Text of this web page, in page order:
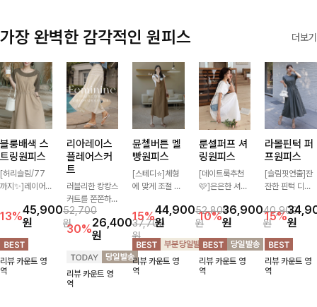
팬츠랍니다
가장 완벽한 감각적인 원피스 더보기
블룽배색 스
트링원피스
[허리슬림/77
까지✨]레이어
디자인으로 하나
만 입어도 완성
도 높은 스타일
을 연출해주는
원피스- 허리 스
트링으로 슬림한
13%45,900
원
52,700
원
리뷰 카운트 영
역
리아레이스
플레어스커
트
러블리한 캉캉스
커트를 쫀쫀하게
입어 편안하고
예쁘게♡
30%26,400
원
37,700
원
리뷰 카운트 영
역
뮨첼버튼 멜
빵원피스
[스테디⭐]체형
에 맞게 조절 가
랩으로 된 멜빵
원피스-! 포켓
버튼 디테일로
포인트를 더했으
며 간단하게 레
이어드해서 입기
15%44,900
원
52,800
원
리뷰 카운트 영
역
룬셀퍼프 셔
링원피스
[데이트룩추천
🩷]은은한 셔링
소매가 어우러져
사랑스러운 무드
를 완성해주는
원피스🤍 허리
스모크 밴딩이
슬림한 실루엣을
10%36,900
원
40,900
원
리뷰 카운트 영
역
라몰핀턱 퍼
프원피스
[슬림핏연출]잔
잔한 핀턱 디테
더해져 여성스러
운 실루엣을 완
성해드리는 롱
원피스🤍✨ 가
볍고 산뜻한 소
재감으로 한여름
15%원
리뷰 카운트 영
역